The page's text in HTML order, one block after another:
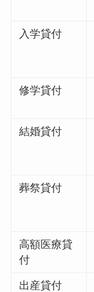
入学貸付
修学貸付
結婚貸付
葬祭貸付
高額医療貸
付
出産貸付